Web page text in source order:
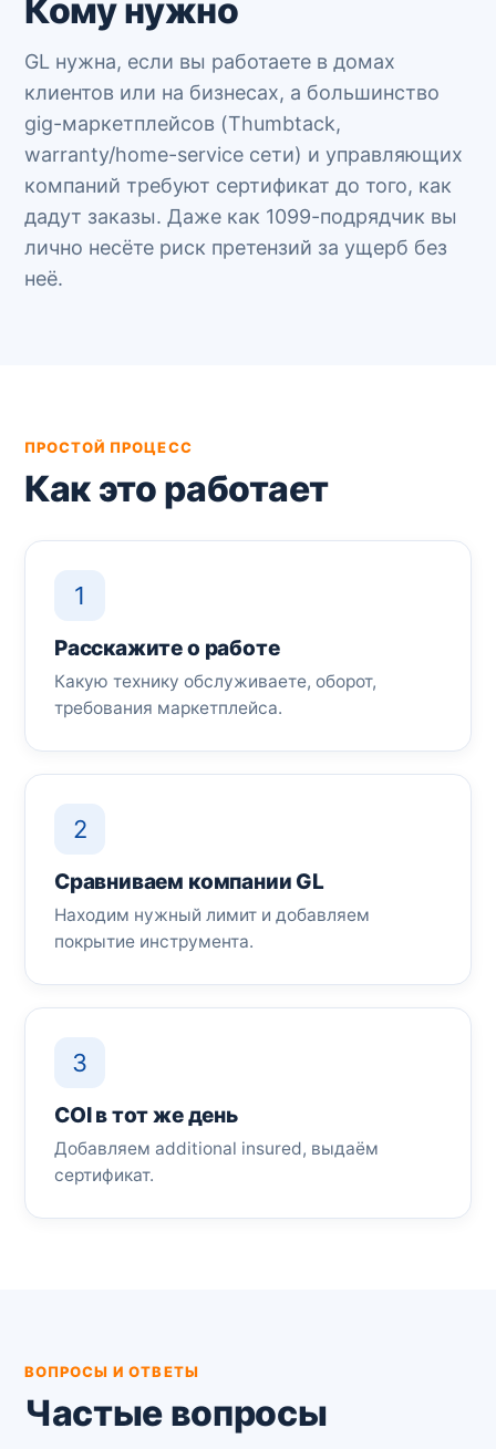
Кому нужно
GL нужна, если вы работаете в домах
клиентов или на бизнесах, а большинство
gig-маркетплейсов (Thumbtack,
warranty/home-service сети) и управляющих
компаний требуют сертификат до того, как
дадут заказы. Даже как 1099-подрядчик вы
лично несёте риск претензий за ущерб без
неё.
ПРОСТОЙ ПРОЦЕСС
Как это работает
1
Расскажите о работе
Какую технику обслуживаете, оборот,
требования маркетплейса.
2
Сравниваем компании GL
Находим нужный лимит и добавляем
покрытие инструмента.
3
COI в тот же день
Добавляем additional insured, выдаём
сертификат.
ВОПРОСЫ И ОТВЕТЫ
Частые вопросы